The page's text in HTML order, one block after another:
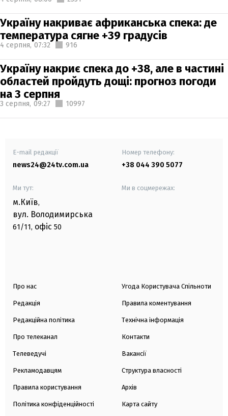
Україну накриває африканська спека: де
температура сягне +39 градусів
4 серпня, 07:32 916
Україну накриє спека до +38, але в частині
областей пройдуть дощі: прогноз погоди
на 3 серпня
3 серпня, 09:27 10997
E-mail редакції
news24@24tv.com.ua
Номер телефону:
+38 044 390 5077
Ми тут:
м.Київ,
вул. Володимирська
61/11, офіс 50
Ми в соцмережах:
Про нас
Редакція
Редакційна політика
Про телеканал
Телеведучі
Рекламодавцям
Правила користування
Політика конфіденційності
Угода Користувача Спільноти
Правила коментування
Технічна інформація
Контакти
Вакансії
Структура власності
Архів
Карта сайту